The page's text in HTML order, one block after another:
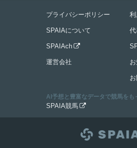
プライバシーポリシー
SPAIAについて
SPAIAch 
運営会社
AI予想と豊富なデータで競馬をも
SPAIA競馬 